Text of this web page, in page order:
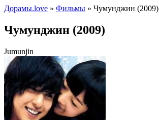
Дорамы.love » Фильмы » Чумунджин (2009)
Чумунджин (2009)
Jumunjin